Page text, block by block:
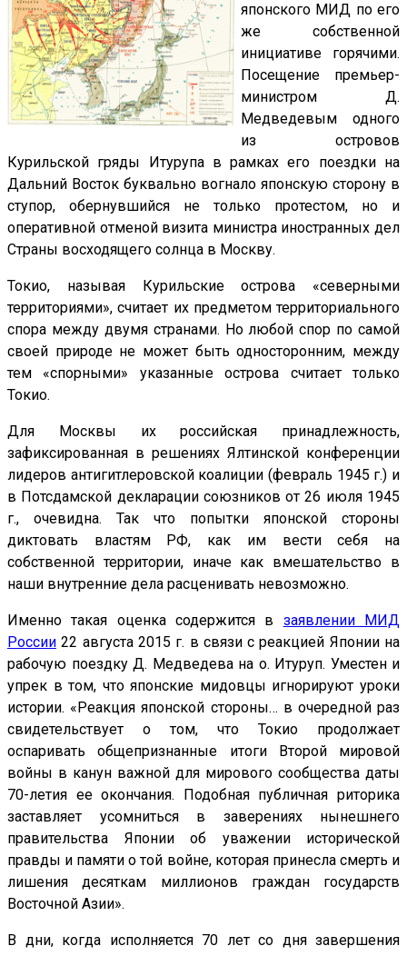
японского МИД по его
же собственной
инициативе горячими.
Посещение премьер-
министром Д.
Медведевым одного
из островов
Курильской гряды Итурупа в рамках его поездки на
Дальний Восток буквально вогнало японскую сторону в
ступор, обернувшийся не только протестом, но и
оперативной отменой визита министра иностранных дел
Страны восходящего солнца в Москву.
Токио, называя Курильские острова «северными
территориями», считает их предметом территориального
спора между двумя странами. Но любой спор по самой
своей природе не может быть односторонним, между
тем «спорными» указанные острова считает только
Токио.
Для Москвы их российская принадлежность,
зафиксированная в решениях Ялтинской конференции
лидеров антигитлеровской коалиции (февраль 1945 г.) и
в Потсдамской декларации союзников от 26 июля 1945
г., очевидна. Так что попытки японской стороны
диктовать властям РФ, как им вести себя на
собственной территории, иначе как вмешательство в
наши внутренние дела расценивать невозможно.
Именно такая оценка содержится в заявлении МИД
России 22 августа 2015 г. в связи с реакцией Японии на
рабочую поездку Д. Медведева на о. Итуруп. Уместен и
упрек в том, что японские мидовцы игнорируют уроки
истории. «Реакция японской стороны… в очередной раз
свидетельствует о том, что Токио продолжает
оспаривать общепризнанные итоги Второй мировой
войны в канун важной для мирового сообщества даты
70-летия ее окончания. Подобная публичная риторика
заставляет усомниться в заверениях нынешнего
правительства Японии об уважении исторической
правды и памяти о той войне, которая принесла смерть и
лишения десяткам миллионов граждан государств
Восточной Азии».
В дни, когда исполняется 70 лет со дня завершения